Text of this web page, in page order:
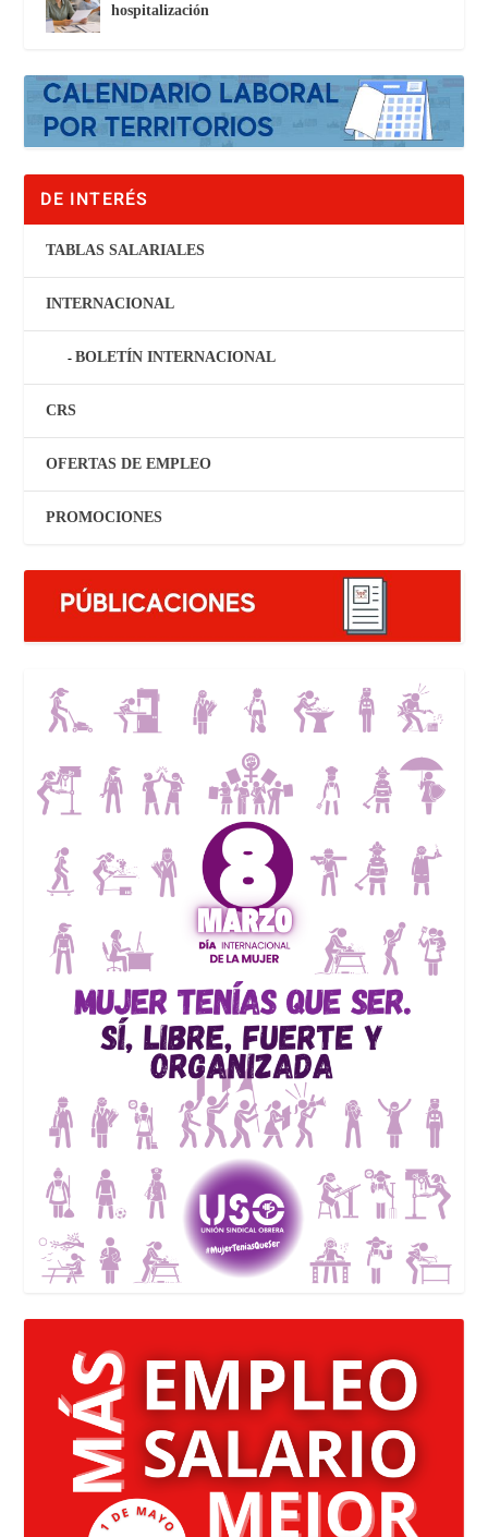
hospitalización
DE INTERÉS
TABLAS SALARIALES
INTERNACIONAL
BOLETÍN INTERNACIONAL
CRS
OFERTAS DE EMPLEO
PROMOCIONES